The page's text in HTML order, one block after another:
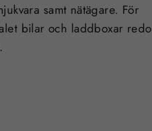
samt nätägare. För
bilar och laddboxar redo